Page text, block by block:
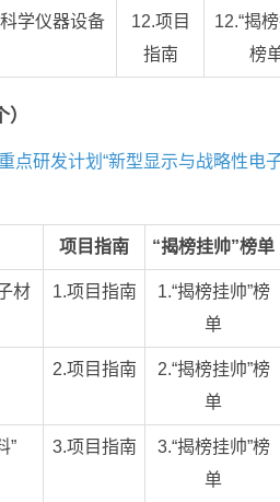
学仪器设备
12.项目
指南
12.“揭
榜
点研发计划“新型显示与战略性电
项目指南 “揭榜挂帅”榜单
材
1.项目指南
1.“揭榜挂帅”榜
单
2.项目指南
2.“揭榜挂帅”榜
单
” 3.项目指南
3.“揭榜挂帅”榜
单